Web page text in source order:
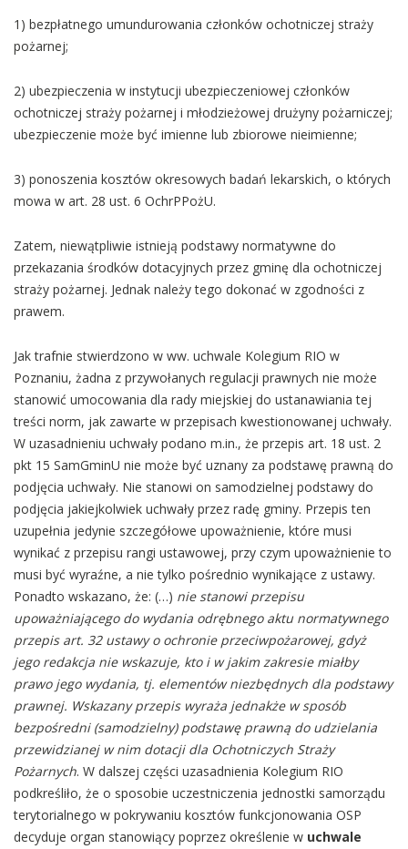
1) bezpłatnego umundurowania członków ochotniczej straży
pożarnej;
2) ubezpieczenia w instytucji ubezpieczeniowej członków
ochotniczej straży pożarnej i młodzieżowej drużyny pożarniczej;
ubezpieczenie może być imienne lub zbiorowe nieimienne;
3) ponoszenia kosztów okresowych badań lekarskich, o których
mowa w art. 28 ust. 6 OchrPPożU.
Zatem, niewątpliwie istnieją podstawy normatywne do
przekazania środków dotacyjnych przez gminę dla ochotniczej
straży pożarnej. Jednak należy tego dokonać w zgodności z
prawem.
Jak trafnie stwierdzono w ww. uchwale Kolegium RIO w
Poznaniu, żadna z przywołanych regulacji prawnych nie może
stanowić umocowania dla rady miejskiej do ustanawiania tej
treści norm, jak zawarte w przepisach kwestionowanej uchwały.
W uzasadnieniu uchwały podano m.in., że przepis art. 18 ust. 2
pkt 15 SamGminU nie może być uznany za podstawę prawną do
podjęcia uchwały. Nie stanowi on samodzielnej podstawy do
podjęcia jakiejkolwiek uchwały przez radę gminy. Przepis ten
uzupełnia jedynie szczegółowe upoważnienie, które musi
wynikać z przepisu rangi ustawowej, przy czym upoważnienie to
musi być wyraźne, a nie tylko pośrednio wynikające z ustawy.
Ponadto wskazano, że: (…) nie stanowi przepisu
upoważniającego do wydania odrębnego aktu normatywnego
przepis art. 32 ustawy o ochronie przeciwpożarowej, gdyż
jego redakcja nie wskazuje, kto i w jakim zakresie miałby
prawo jego wydania, tj. elementów niezbędnych dla podstawy
prawnej. Wskazany przepis wyraża jednakże w sposób
bezpośredni (samodzielny) podstawę prawną do udzielania
przewidzianej w nim dotacji dla Ochotniczych Straży
Pożarnych. W dalszej części uzasadnienia Kolegium RIO
podkreśliło, że o sposobie uczestniczenia jednostki samorządu
terytorialnego w pokrywaniu kosztów funkcjonowania OSP
decyduje organ stanowiący poprzez określenie w uchwale